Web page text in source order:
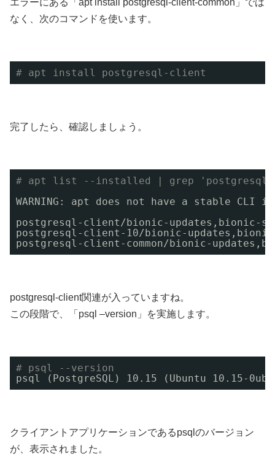
エラーにある「apt install postgresql-client-common」では
なく、次のコマンドを使います。
# apt install postgresql-client
完了したら、確認しましょう。
# apt list --installed | grep 'postgresql'
WARNING: apt does not have a stable
postgresql-client/bionic-updates ,bionic-
postgresql-client-10/bionic-updates
postgresql-client-common/bionic-updates
postgresql-client関連が入っていますね。
この段階で、「psql –version」を実施します。
# psql --version
psql (PostgreSQL) 10.15 (Ubuntu 10.15-
クライアントアプリケーションであるpsqlのバージョン
が、表示されました。